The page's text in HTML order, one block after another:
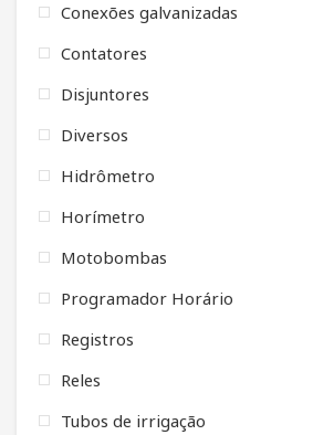
Conexões galvanizadas
Contatores
Disjuntores
Diversos
Hidrômetro
Horímetro
Motobombas
Programador Horário
Registros
Reles
Tubos de irrigação